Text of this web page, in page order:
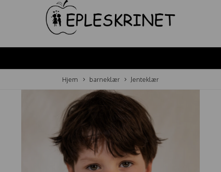
Hjem barneklær Jenteklær